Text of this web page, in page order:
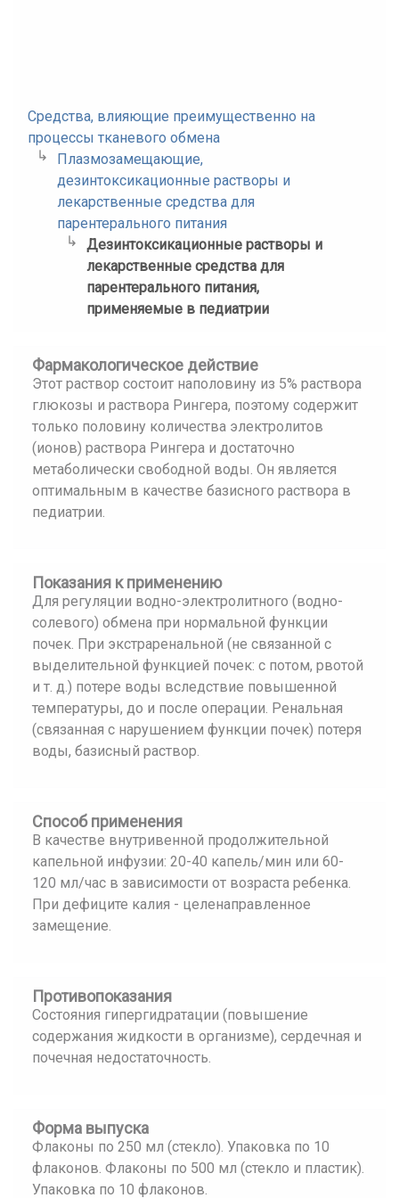
Средства, влияющие преимущественно на
процессы тканевого обмена
Плазмозамещающие,
дезинтоксикационные растворы и
лекарственные средства для
парентерального питания
Дезинтоксикационные растворы и
лекарственные средства для
парентерального питания,
применяемые в педиатрии
Фармакологическое действие
Этот раствор состоит наполовину из 5% раствора
глюкозы и раствора Рингера, поэтому содержит
только половину количества электролитов
(ионов) раствора Рингера и достаточно
метаболически свободной воды. Он является
оптимальным в качестве базисного раствора в
педиатрии.
Показания к применению
Для регуляции водно-электролитного (водно-
солевого) обмена при нормальной функции
почек. При экстраренальной (не связанной с
выделительной функцией почек: с потом, рвотой
и т. д.) потере воды вследствие повышенной
температуры, до и после операции. Ренальная
(связанная с нарушением функции почек) потеря
воды, базисный раствор.
Способ применения
В качестве внутривенной продолжительной
капельной инфузии: 20-40 капель/мин или 60-
120 мл/час в зависимости от возраста ребенка.
При дефиците калия - целенаправленное
замещение.
Противопоказания
Состояния гипергидратации (повышение
содержания жидкости в организме), сердечная и
почечная недостаточность.
Форма выпуска
Флаконы по 250 мл (стекло). Упаковка по 10
флаконов. Флаконы по 500 мл (стекло и пластик).
Упаковка по 10 флаконов.